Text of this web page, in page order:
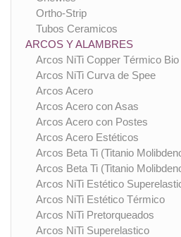
Ortho-Strip
Tubos Ceramicos
ARCOS Y ALAMBRES
Arcos NiTi Copper Térmico
Arcos NiTi Curva de Spee
Arcos Acero
Arcos Acero con Asas
Arcos Acero con Postes
Arcos Acero Estéticos
Arcos Beta Ti (Titanio
Arcos Beta Ti (Titanio
Arcos NiTi Estético
Arcos NiTi Estético Térmico
Arcos NiTi Pretorqueados
Arcos NiTi Superelastico